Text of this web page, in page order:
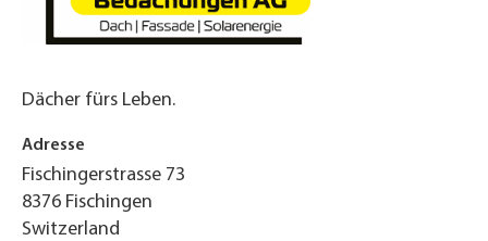
Dächer fürs Leben.
Adresse
Fischingerstrasse 73
8376 Fischingen
Switzerland